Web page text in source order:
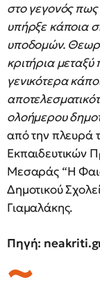
στο γεγονός
υπήρξε κάποια
υποδομών.
κριτήρια
γενικότερα
ολοήμερου
από την πλευρά
Εκπαιδευτικών
Μεσαράς “Η
Δημοτικού
Γιαμαλάκης.
Πηγή: